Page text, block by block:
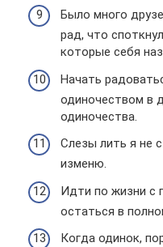
Было много
рад, что
которые себя
Начать
одиночеством в
одиночества.
Слезы лить я не
изменю.
Идти по жизни с
остаться в
Когда одинок,